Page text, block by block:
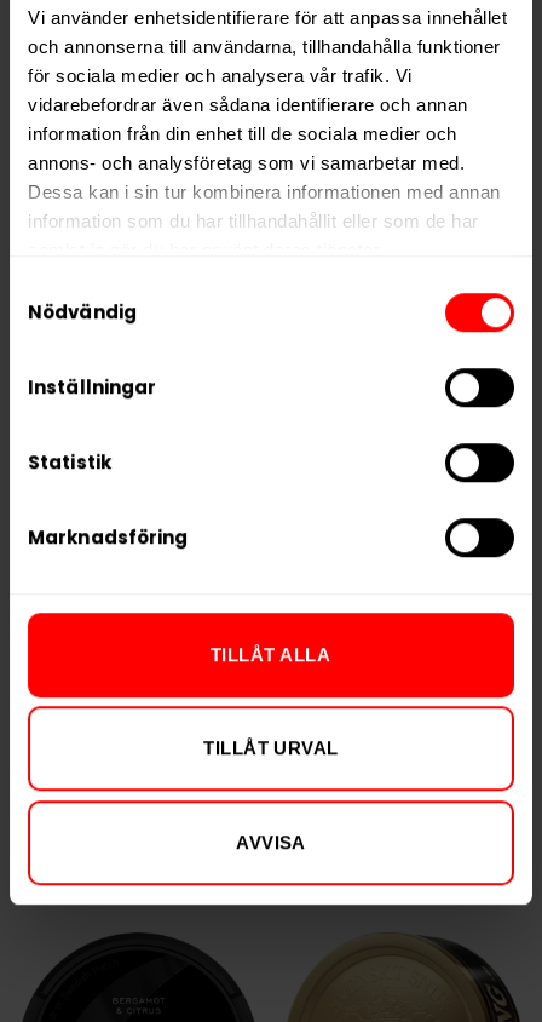
Vi använder enhetsidentifierare för att anpassa innehållet
och annonserna till användarna, tillhandahålla funktioner
för sociala medier och analysera vår trafik. Vi
vidarebefordrar även sådana identifierare och annan
information från din enhet till de sociala medier och
annons- och analysföretag som vi samarbetar med.
Dessa kan i sin tur kombinera informationen med annan
information som du har tillhandahållit eller som de har
We work with
who may receive and
Nödvändig
Inställningar
Statistik
Marknadsföring
TILLÅT ALLA
TILLÅT URVAL
AVVISA
Kronan Original
Portion
279,90 kr
27,99 kr /dosa
KÖP
Smålands Brukssnus
Portion
239,90 kr
23,99 kr /dosa
Kaliber Plus+ Vit
219,90 kr
21,99 kr /dosa
Islay Whisky Lös
699,90 kr